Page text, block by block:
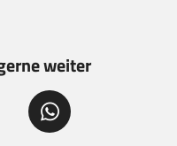
weiter